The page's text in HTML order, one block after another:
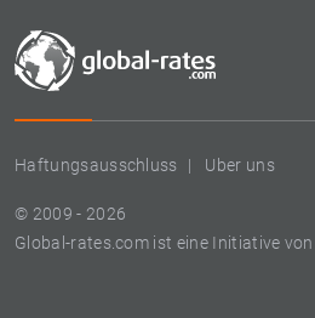
Haftungsausschluss Uber uns
© 2009 - 2026
Global-rates.com ist eine Initiative